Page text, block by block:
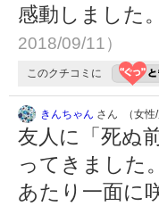
感動しました
2018/09/11）
このクチコミに
きんちゃん さん （女性/
友人に「死ぬ
ってきました
あたり一面に